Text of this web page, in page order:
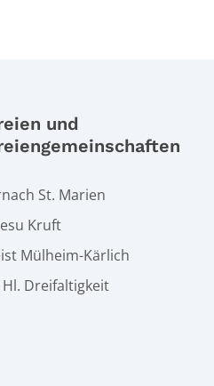
und
St. Marien
Kruft
Mülheim-Kärlich
Dreifaltigkeit